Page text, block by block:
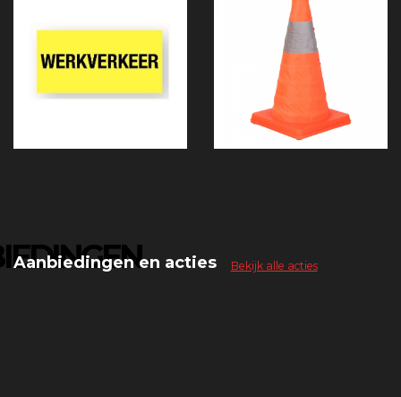
Aanbiedingen en acties Bekijk alle acties